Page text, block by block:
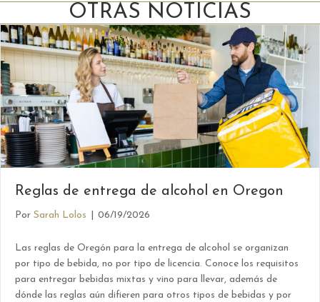
OTRAS NOTICIAS
Reglas de entrega de alcohol en Oregon
Por Sarah Lolos 06/19/2026
Las reglas de Oregón para la entrega de alcohol se organizan
por tipo de bebida, no por tipo de licencia. Conoce los requisitos
para entregar bebidas mixtas y vino para llevar, además de
dónde las reglas aún difieren para otros tipos de bebidas y por